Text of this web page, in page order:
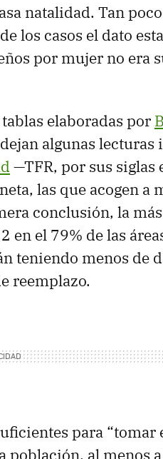
natalidad. Tan
los casos el dato
por mujer no era
tablas elaboradas por
dejan algunas lecturas
—TFR, por sus siglas
las que acogen a
conclusión, la
en el 79% de las
teniendo menos de
reemplazo.
para “tomar
población, al menos